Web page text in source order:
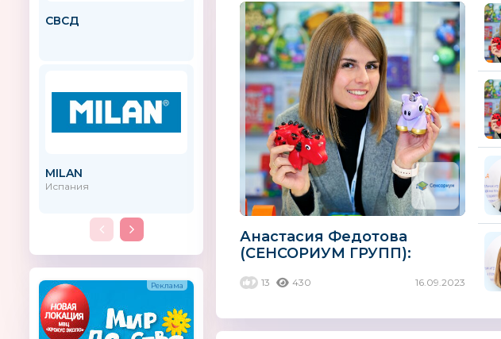
СВСД
MILAN
Испания
GOOD TOYS
Putto
Анастасия Федотова
(СЕНСОРИУМ ГРУПП):
образовательный
13 430 16.09.2023